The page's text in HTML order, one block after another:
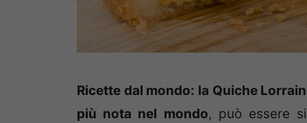
Ricette dal mondo: la Quiche
più nota nel mondo, può essere